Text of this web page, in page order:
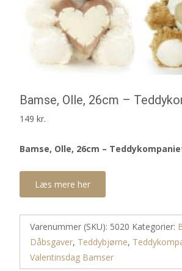
Bamse, Olle, 26cm –
149 kr.
Bamse, Olle, 26cm –
Læs mere her
Varenummer (SKU): 5020 Kategorier:
Dåbsgaver, Teddybjørne,
Valentinsdag Bamser